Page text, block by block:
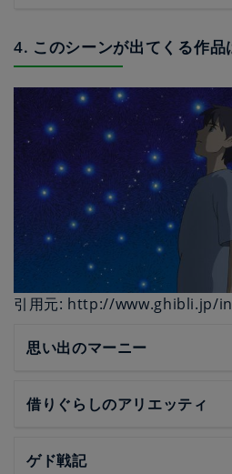
4. このシーンが出てくる作品
引用元: http://www.ghibli.jp/
思い出のマーニー
借りぐらしのアリエッティ
ゲド戦記